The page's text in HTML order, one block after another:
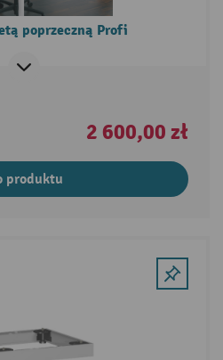
poprzeczną Profi
2 600,00 zł
produktu